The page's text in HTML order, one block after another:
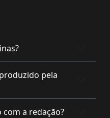
pela
a redação?